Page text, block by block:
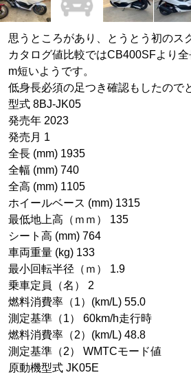
思うところがあり、とうとう初のス
カタログ値比較ではCB400SFより
m短いようです。
低身長必須の足つき確認もしたので
型式 8BJ-JK05
発売年 2023
発売月 1
全長 (mm) 1935
全幅 (mm) 740
全高 (mm) 1105
ホイールベース (mm) 1315
最低地上高（ｍｍ） 135
シート高 (mm) 764
車両重量 (kg) 133
最小回転半径（ｍ） 1.9
乗車定員（名） 2
燃料消費率（1）(km/L) 55.0
測定基準（1） 60km/h走行時
燃料消費率（2）(km/L) 48.8
測定基準（2） WMTCモード値
原動機型式 JK05E